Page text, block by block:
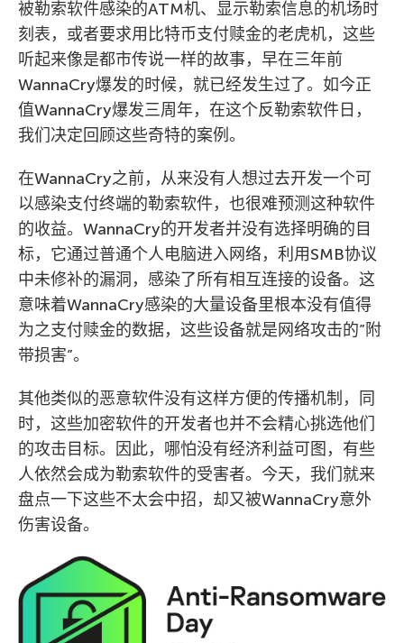
被勒索软件感染的ATM机、显示勒索信息的机场时
刻表，或者要求用比特币支付赎金的老虎机，这些
听起来像是都市传说一样的故事，早在三年前
WannaCry爆发的时候，就已经发生过了。如今正
值WannaCry爆发三周年，在这个反勒索软件日，
我们决定回顾这些奇特的案例。
在WannaCry之前，从来没有人想过去开发一个可
以感染支付终端的勒索软件，也很难预测这种软件
的收益。WannaCry的开发者并没有选择明确的目
标，它通过普通个人电脑进入网络，利用SMB协议
中未修补的漏洞，感染了所有相互连接的设备。这
意味着WannaCry感染的大量设备里根本没有值得
为之支付赎金的数据，这些设备就是网络攻击的”附
带损害”。
其他类似的恶意软件没有这样方便的传播机制，同
时，这些加密软件的开发者也并不会精心挑选他们
的攻击目标。因此，哪怕没有经济利益可图，有些
人依然会成为勒索软件的受害者。今天，我们就来
盘点一下这些不太会中招，却又被WannaCry意外
伤害设备。